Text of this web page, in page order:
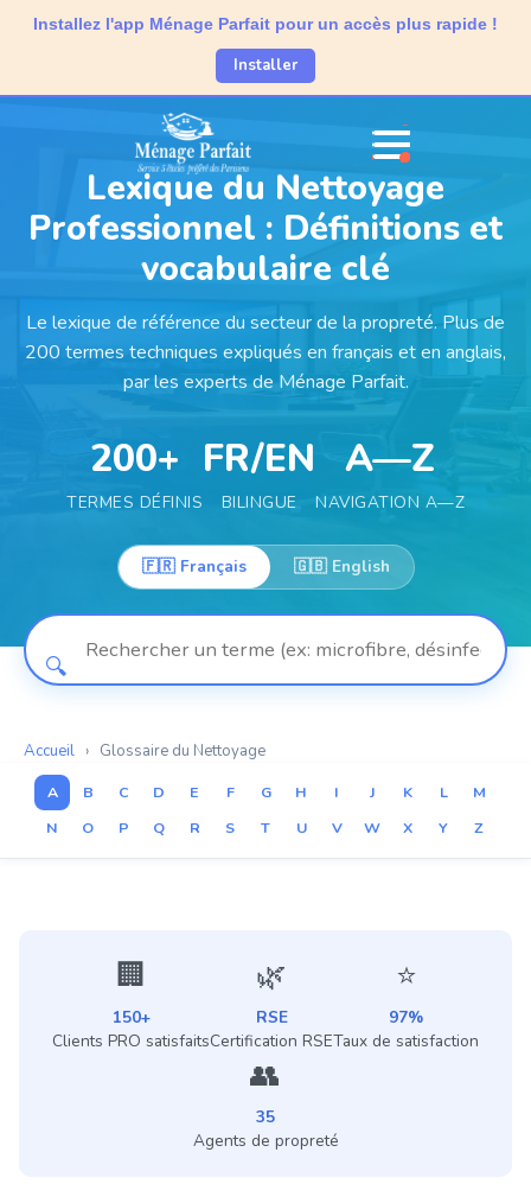
Installez l'app Ménage Parfait pour un accès plus rapide !
Installer
Lexique du Nettoyage
Professionnel : Définitions et
vocabulaire clé
Le lexique de référence du secteur de la propreté. Plus de
200 termes techniques expliqués en français et en anglais,
par les experts de Ménage Parfait.
200+
TERMES DÉFINIS
FR/EN
BILINGUE
A—Z
NAVIGATION A—Z
🇫🇷 Français 🇬🇧 English
🔍
Accueil › Glossaire du Nettoyage
A B C D E F G H I J K L
M
N
O P Q R S T U V W X Y Z
🏢
150+
Clients PRO satisfaits
🌿
RSE
Certification RSE
⭐
97%
Taux de satisfaction
👥
35
Agents de propreté